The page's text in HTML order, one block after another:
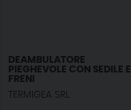
DEAMBULATORE
PIEGHEVOLE CON SEDILE E
FRENI
TERMIGEA SRL